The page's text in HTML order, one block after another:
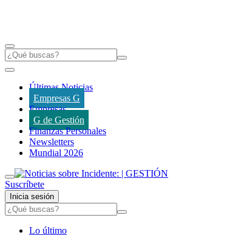
Últimas Noticias
Empresas G
Empresas
G de Gestión
Finanzas Personales
Newsletters
Mundial 2026
Suscríbete
Inicia sesión
Lo último